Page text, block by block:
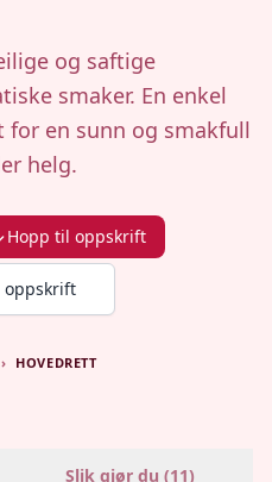
og saftige
smaker. En enkel
en sunn og smakfull
helg.
Hopp til oppskrift
oppskrift
› HOVEDRETT
Slik gjør du (11)